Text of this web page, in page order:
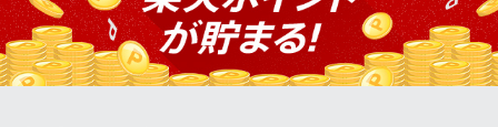
とに消毒・お席は毎回丁寧な清掃、消毒・お早めのご予約で完全
個室へご案内・出来る限り他のお客様とお席を離しご案内させて
頂きます。個室・パーテーション・感染対策◎